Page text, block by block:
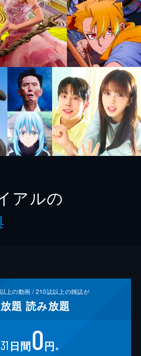
アルの
上の動画 /210誌以上の雑誌が
題 読み放題
31 日間0円 ※